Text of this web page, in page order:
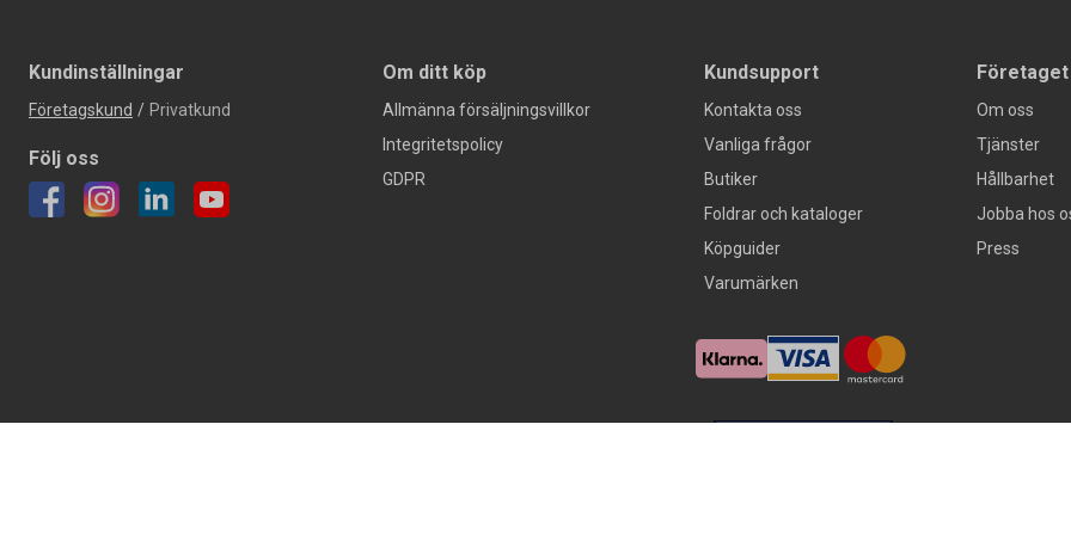
Kundinställningar
Företagskund / Privatkund
Följ oss
Om ditt köp
Allmänna försäljningsvillkor
Integritetspolicy
GDPR
Kundsupport
Kontakta oss
Vanliga frågor
Butiker
Foldrar och kataloger
Köpguider
Varumärken
Företaget
Om oss
Tjänster
Hållbarhet
Jobba hos
Press